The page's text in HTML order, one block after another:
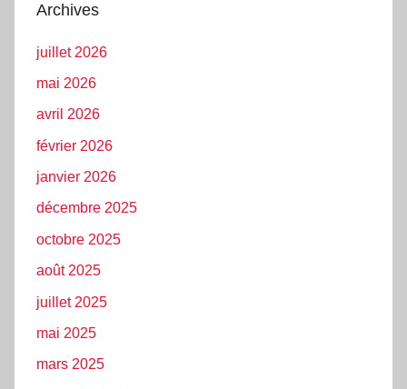
Archives
juillet 2026
mai 2026
avril 2026
février 2026
janvier 2026
décembre 2025
octobre 2025
août 2025
juillet 2025
mai 2025
mars 2025